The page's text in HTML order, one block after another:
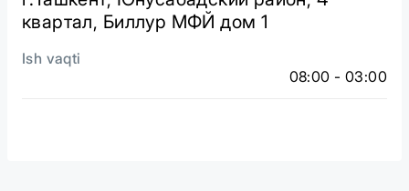
квартал, Биллур МФЙ дом 1
Ish vaqti
08:00 - 03:00